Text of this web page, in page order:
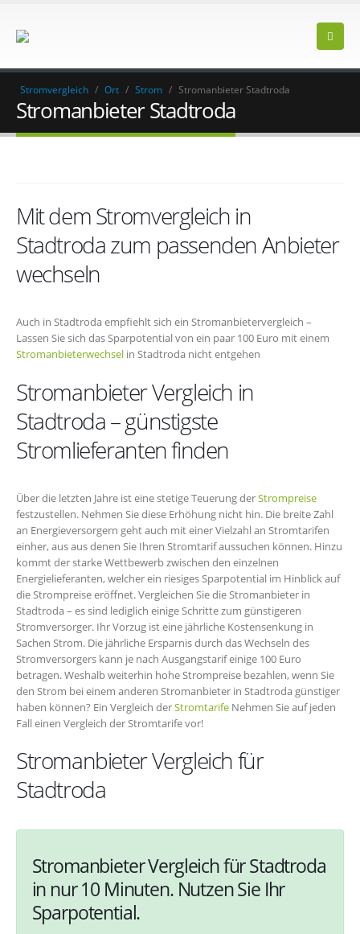
Stromvergleich / Ort / Strom / Stromanbieter Stadtroda
Stromanbieter Stadtroda
Mit dem Stromvergleich in
Stadtroda zum passenden Anbieter
wechseln
Auch in Stadtroda empfiehlt sich ein Stromanbietervergleich –
Lassen Sie sich das Sparpotential von ein paar 100 Euro mit einem
Stromanbieterwechsel in Stadtroda nicht entgehen
Stromanbieter Vergleich in
Stadtroda – günstigste
Stromlieferanten finden
Über die letzten Jahre ist eine stetige Teuerung derStrompreise
festzustellen. Nehmen Sie diese Erhöhung nicht hin. Die breite Zahl
an Energieversorgern geht auch mit einer Vielzahl an Stromtarifen
einher, aus aus denen Sie Ihren Stromtarif aussuchen können. Hinzu
kommt der starke Wettbewerb zwischen den einzelnen
Energielieferanten, welcher ein riesiges Sparpotential im Hinblick auf
die Strompreise eröffnet. Vergleichen Sie die Stromanbieter in
Stadtroda – es sind lediglich einige Schritte zum günstigeren
Stromversorger. Ihr Vorzug ist eine jährliche Kostensenkung in
Sachen Strom. Die jährliche Ersparnis durch das Wechseln des
Stromversorgers kann je nach Ausgangstarif einige 100 Euro
betragen. Weshalb weiterhin hohe Strompreise bezahlen, wenn Sie
den Strom bei einem anderen Stromanbieter in Stadtroda günstiger
haben können? Ein Vergleich derStromtarife Nehmen Sie auf jeden
Fall einen Vergleich der Stromtarife vor!
Stromanbieter Vergleich für
Stadtroda
Stromanbieter Vergleich für Stadtroda
in nur 10 Minuten. Nutzen Sie Ihr
Sparpotential.